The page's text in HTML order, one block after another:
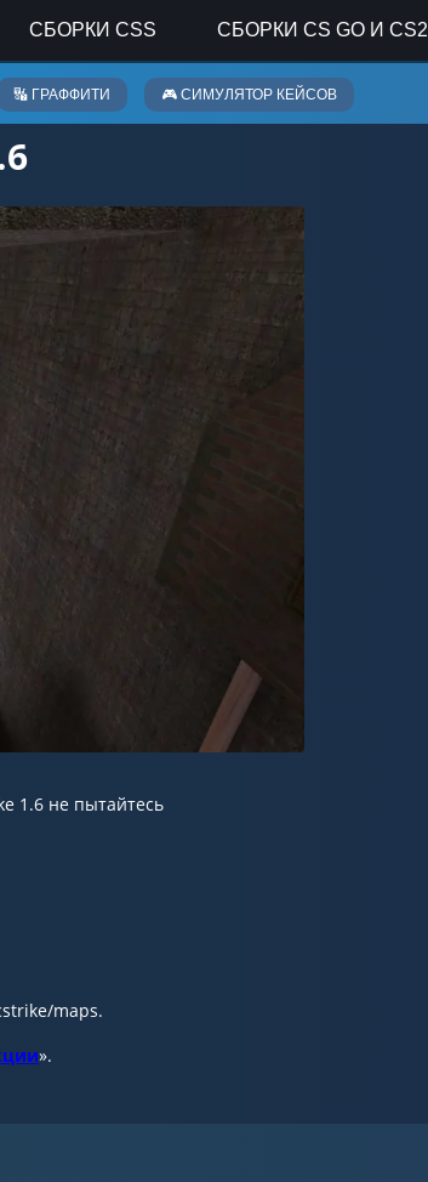
СБОРКИ CSS СБОРКИ CS GO И CS2
🔣 ГРАФФИТИ 🎮 СИМУЛЯТОР КЕЙСОВ
1.6 не пытайтесь
maps.
».